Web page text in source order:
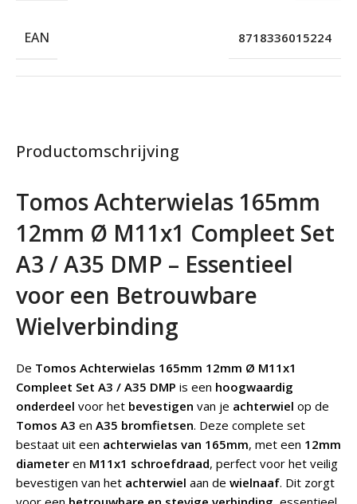
Productomschrijving
Tomos Achterwielas 165mm
12mm Ø M11x1 Compleet Set
A3 / A35 DMP – Essentieel
voor een Betrouwbare
Wielverbinding
De Tomos Achterwielas 165mm 12mm Ø M11x1
Compleet Set A3 / A35 DMP is een hoogwaardig
onderdeel voor het bevestigen van je achterwiel op de
Tomos A3 en A35 bromfietsen. Deze complete set
bestaat uit een achterwielas van 165mm, met een 12mm
diameter en M11x1 schroefdraad, perfect voor het veilig
bevestigen van het achterwiel aan de wielnaaf. Dit zorgt
EAN 8718336015224